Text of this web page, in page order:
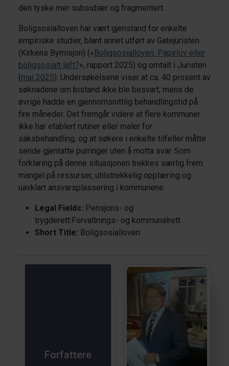
den tyske mer subsidiær og fragmentert.
Boligsosialloven har vært gjenstand for enkelte
empiriske studier, blant annet utført av Gatejuristen
(Kirkens Bymisjon) («Boligsosialloven. Papirlov eller
boligsosialt løft?», rapport 2025) og omtalt i Juristen
(mai 2025). Undersøkelsene viser at ca. 40 prosent av
søknadene om bistand ikke ble besvart, mens de
øvrige hadde en gjennomsnittlig behandlingstid på
fire måneder. Det fremgår videre at flere kommuner
ikke har etablert rutiner eller maler for
saksbehandling, og at søkere i enkelte tilfeller måtte
sende gjentatte purringer uten å motta svar. Som
forklaring på denne situasjonen trekkes særlig frem
mangel på ressurser, utilstrekkelig opplæring og
uavklart ansvarsplassering i kommunene.
Legal Fields: Pensjons- og
trygderett:Forvaltnings- og kommunalrett
Short Title: Boligsosialloven
Forfattere